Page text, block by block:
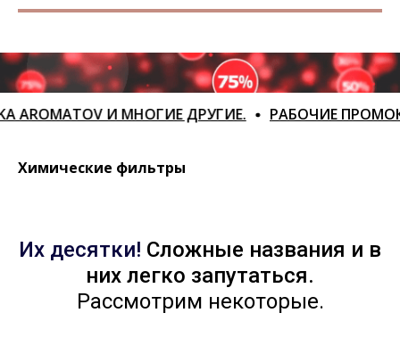
И МНОГИЕ ДРУГИЕ. РАБОЧИЕ ПРОМОКОДЫ,
Химические фильтры
Их десятки! Сложные названия и в
них легко запутаться.
Рассмотрим некоторые.